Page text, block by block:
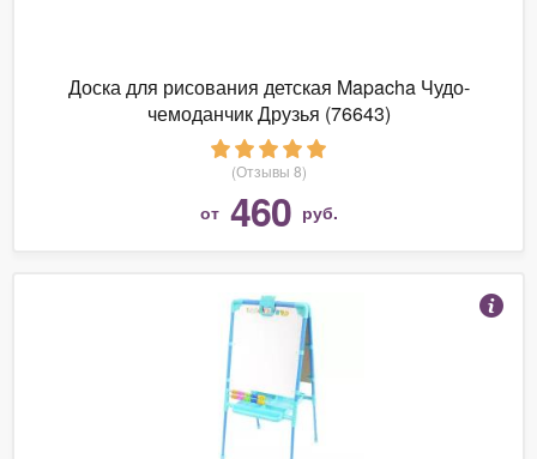
Доска для рисования детская Mapacha Чудо-
чемоданчик Друзья (76643)
(Отзывы 8)
от 460 руб.